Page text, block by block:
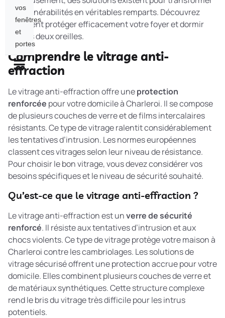
ces vulnérabilités en véritables remparts. Découvrez
comment protéger efficacement votre foyer et dormir
sur vos deux oreilles.
Comprendre le vitrage anti-
effraction
Le vitrage anti-effraction offre uneprotection
renforcée pour votre domicile à Charleroi. Il se compose
de plusieurs couches de verre et de films intercalaires
résistants. Ce type de vitrage ralentit considérablement
les tentatives d’intrusion. Les normes européennes
classent ces vitrages selon leur niveau de résistance.
Pour choisir le bon vitrage, vous devez considérer vos
besoins spécifiques et le niveau de sécurité souhaité.
Qu’est-ce que le vitrage anti-effraction ?
Le vitrage anti-effraction est unverre de sécurité
renforcé. Il résiste aux tentatives d’intrusion et aux
chocs violents. Ce type de vitrage protège votre maison à
Charleroi contre les cambriolages. Lessolutions de
vitrage sécuriséoffrent une protection accrue pour votre
domicile. Elles combinent plusieurs couches de verre et
de matériaux synthétiques. Cette structure complexe
rend le bris du vitrage très difficile pour les intrus
potentiels.
vos
fenêtres
et
portes